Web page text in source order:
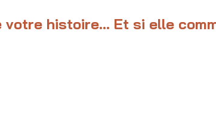
votre histoire... Et si elle